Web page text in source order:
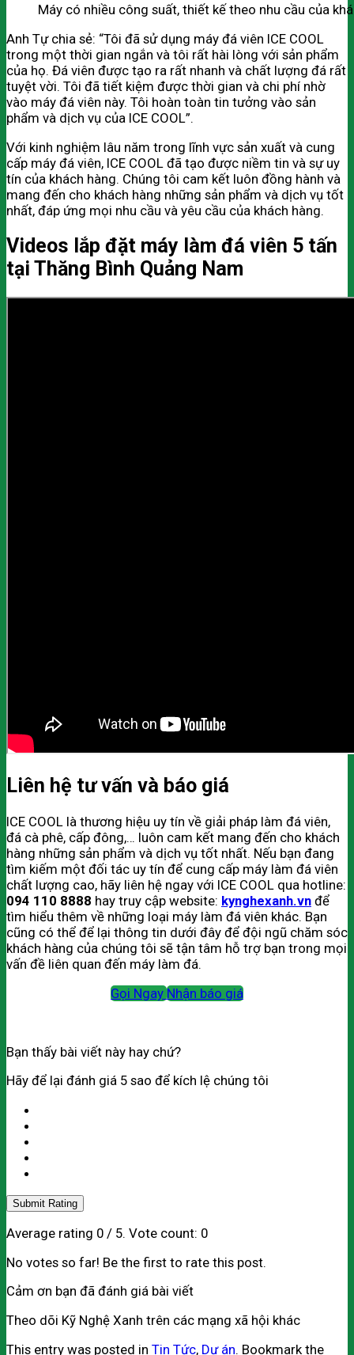
Máy có nhiều công suất, thiết kế theo nhu cầu của
Anh Tự chia sẻ: “Tôi đã sử dụng máy đá viên ICE COOL
trong một thời gian ngắn và tôi rất hài lòng với sản phẩm
của họ. Đá viên được tạo ra rất nhanh và chất lượng đá rất
tuyệt vời. Tôi đã tiết kiệm được thời gian và chi phí nhờ
vào máy đá viên này. Tôi hoàn toàn tin tưởng vào sản
phẩm và dịch vụ của ICE COOL”.
Với kinh nghiệm lâu năm trong lĩnh vực sản xuất và cung
cấp máy đá viên, ICE COOL đã tạo được niềm tin và sự uy
tín của khách hàng. Chúng tôi cam kết luôn đồng hành và
mang đến cho khách hàng những sản phẩm và dịch vụ tốt
nhất, đáp ứng mọi nhu cầu và yêu cầu của khách hàng.
Videos lắp đặt máy làm đá viên 5 tấn
tại Thăng Bình Quảng Nam
Liên hệ tư vấn và báo giá
ICE COOL là thương hiệu uy tín về giải pháp làm đá viên,
đá cà phê, cấp đông,… luôn cam kết mang đến cho khách
hàng những sản phẩm và dịch vụ tốt nhất. Nếu bạn đang
tìm kiếm một đối tác uy tín để cung cấp máy làm đá viên
chất lượng cao, hãy liên hệ ngay với ICE COOL qua hotline:
094 110 8888 hay truy cập website: kynghexanh.vn để
tìm hiểu thêm về những loại máy làm đá viên khác. Bạn
cũng có thể để lại thông tin dưới đây để đội ngũ chăm sóc
khách hàng của chúng tôi sẽ tận tâm hỗ trợ bạn trong mọi
vấn đề liên quan đến máy làm đá.
Gọi Ngay Nhận báo giá
Bạn thấy bài viết này hay chứ?
Hãy để lại đánh giá 5 sao để kích lệ chúng tôi
Submit Rating
Average rating 0 / 5. Vote count: 0
No votes so far! Be the first to rate this post.
Cảm ơn bạn đã đánh giá bài viết
Theo dõi Kỹ Nghệ Xanh trên các mạng xã hội khác
This entry was posted in Tin Tức, Dự án. Bookmark the